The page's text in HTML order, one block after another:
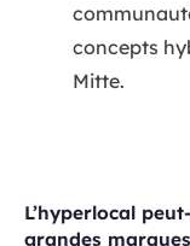
concepts
Mitte.
L’hyperlocal
grandes